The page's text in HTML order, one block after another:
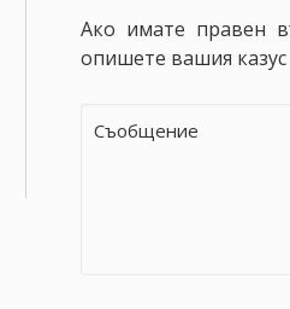
Ако имате правен
опишете вашия